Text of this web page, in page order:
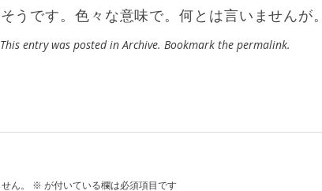
うです。色々な意味で。何とは言いませんが
This entry was posted inArchive. Bookmark the permalink.
ん。
※ が付いている欄は必須項目です